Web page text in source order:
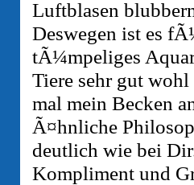
Luftblasen
Deswegen ist es
tÃ¼mpeliges
Tiere sehr gut
mal mein Becken
Ã¤hnliche
deutlich wie bei
Kompliment und